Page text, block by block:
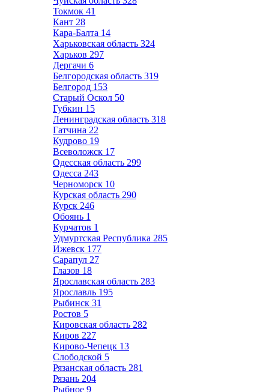
Токмок 41
Кант 28
Кара-Балта 14
Харьковская область 324
Харьков 297
Дергачи 6
Белгородская область 319
Белгород 153
Старый Оскол 50
Губкин 15
Ленинградская область 318
Гатчина 22
Кудрово 19
Всеволожск 17
Одесская область 299
Одесса 243
Черноморск 10
Курская область 290
Курск 246
Обоянь 1
Курчатов 1
Удмуртская Республика 285
Ижевск 177
Сарапул 27
Глазов 18
Ярославская область 283
Ярославль 195
Рыбинск 31
Ростов 5
Кировская область 282
Киров 227
Кирово-Чепецк 13
Слободской 5
Рязанская область 281
Рязань 204
Рыбное 9